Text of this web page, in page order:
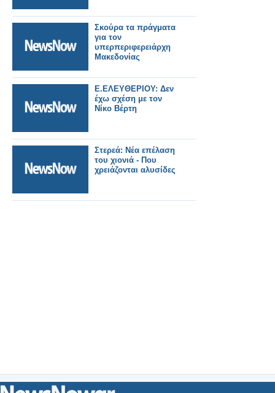
Σκούρα τα πράγματα
για τον
υπερπεριφερειάρχη
Μακεδονίας
E.EΛΕΥΘΕΡΙΟΥ: Δεν
έχω σχέση με τον
Νίκο Βέρτη
Στερεά: Νέα επέλαση
του χιονιά - Που
χρειάζονται αλυσίδες